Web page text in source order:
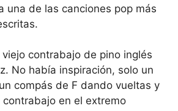
una de las canciones pop más
viejo contrabajo de pino inglés
No había inspiración, solo un
compás de F dando vueltas y
en el extremo